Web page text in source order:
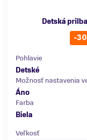
Detská
-
Pohlavie
Detské
Možnosť nastavenia
Áno
Farba
Biela
Veľkosť